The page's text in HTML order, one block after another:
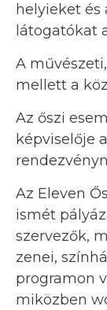
helyieket és
látogatókat
A
mellett a
Az őszi
képviselője
Az Eleven
ismét
szervezők,
zenei,
programon
miközben